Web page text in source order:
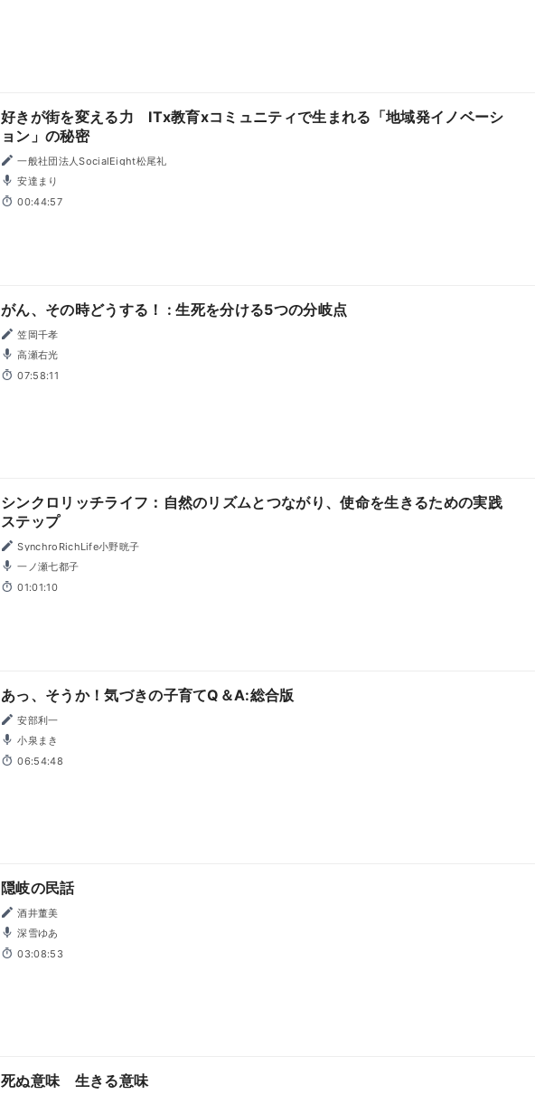
好きが街を変える力 ITx教育xコミュニティで生まれる「地域発イノベーシ
ョン」の秘密
一般社団法人SocialEight松尾礼
安達まり
00:44:57
がん、その時どうする！ : 生死を分ける5つの分岐点
笠岡千孝
高瀬右光
07:58:11
シンクロリッチライフ：自然のリズムとつながり、使命を生きるための実践
ステップ
SynchroRichLife小野晄子
一ノ瀬七都子
01:01:10
あっ、そうか！気づきの子育てQ＆A:総合版
安部利一
小泉まき
06:54:48
隠岐の民話
酒井董美
深雪ゆあ
03:08:53
死ぬ意味 生きる意味